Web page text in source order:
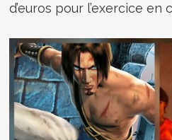
d’euros pour l’exercice en